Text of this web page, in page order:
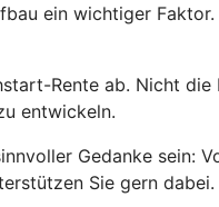
ein wichtiger
Rente ab. Nicht
entwickeln.
Gedanke
Sie gern dabei.